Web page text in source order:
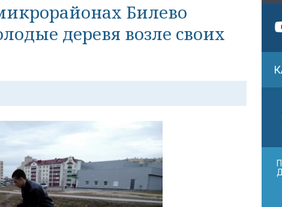
Билево
деревя возле своих